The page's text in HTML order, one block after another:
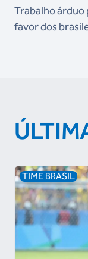
Trabalho árduo
favor dos
TIME BRASIL